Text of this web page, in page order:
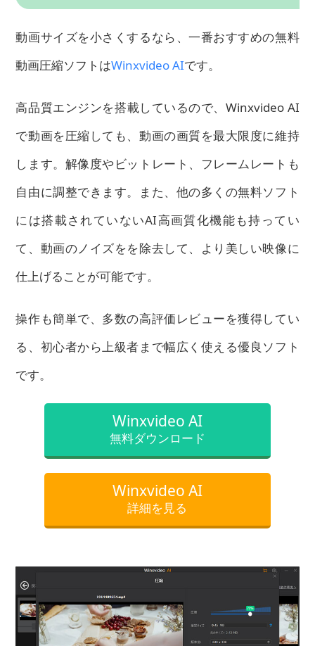
動画サイズを小さくするなら、一番おすすめの無料
動画圧縮ソフトはWinxvideo AIです。
高品質エンジンを搭載しているので、Winxvideo AI
で動画を圧縮しても、動画の画質を最大限度に維持
します。解像度やビットレート、フレームレートも
自由に調整できます。また、他の多くの無料ソフト
には搭載されていないAI高画質化機能も持ってい
て、動画のノイズをを除去して、より美しい映像に
仕上げることが可能です。
操作も簡単で、多数の高評価レビューを獲得してい
る、初心者から上級者まで幅広く使える優良ソフト
です。
Winxvideo AI
無料ダウンロード
Winxvideo AI
詳細を見る